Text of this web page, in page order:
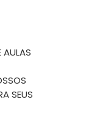
AULAS
SEUS